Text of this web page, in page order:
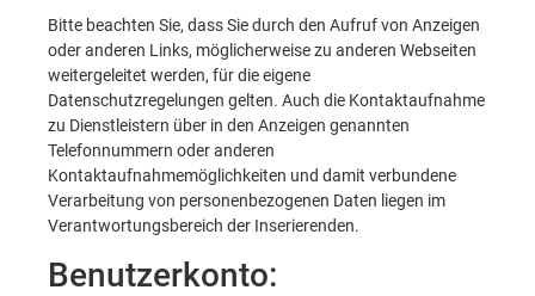
Bitte beachten Sie, dass Sie durch den Aufruf von Anzeigen
oder anderen Links, möglicherweise zu anderen Webseiten
weitergeleitet werden, für die eigene
Datenschutzregelungen gelten. Auch die Kontaktaufnahme
zu Dienstleistern über in den Anzeigen genannten
Telefonnummern oder anderen
Kontaktaufnahmemöglichkeiten und damit verbundene
Verarbeitung von personenbezogenen Daten liegen im
Verantwortungsbereich der Inserierenden.
Benutzerkonto: